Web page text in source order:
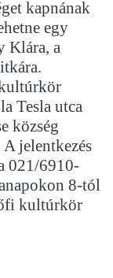
kapnának
egy
Klára, a
Tesla utca
község
jelentkezés
021/6910-
8-tól
kultúrkör